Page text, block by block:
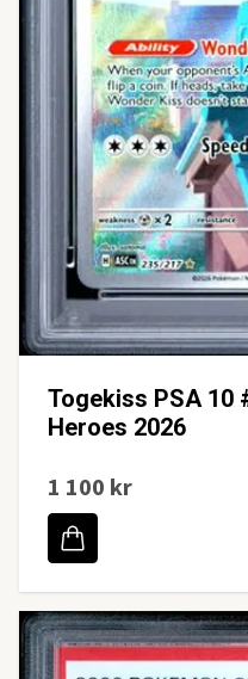
Togekiss PSA 10
Heroes 2026
1 100 kr